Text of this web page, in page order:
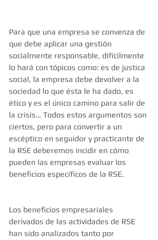
Para que una empresa se convenza de
que debe aplicar una gestión
socialmente responsable, difícilmente
lo hará con tópicos como: es de justica
social, la empresa debe devolver a la
sociedad lo que ésta le ha dado, es
ético y es el único camino para salir de
la crisis… Todos estos argumentos son
ciertos, pero para convertir a un
escéptico en seguidor y practicante de
la RSE deberemos incidir en cómo
pueden las empresas evaluar los
beneficios específicos de la RSE.
Los beneficios empresariales
derivados de las actividades de RSE
han sido analizados tanto por